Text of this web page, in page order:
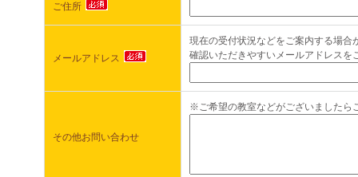
ご住所
メールアドレス
現在の受付状況などをご案内する場合
確認いただきやすいメールアドレスを
その他お問い合わせ
※ご希望の教室などがございましたら